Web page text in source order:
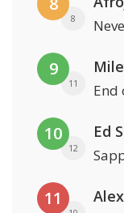
8
9
11 End
10
12
Ed
11